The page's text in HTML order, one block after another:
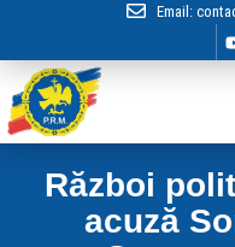
Email:
Război
acuză